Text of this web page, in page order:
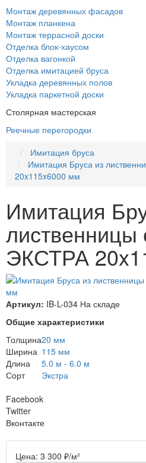
Монтаж деревянных фасадов
Монтаж планкена
Монтаж террасной доски
Отделка блок-хаусом
Отделка вагонкой
Отделка имитацией бруса
Укладка деревянных полов
Укладка паркетной доски
Столярная мастерская
Реечные перегородки
Имитация бруса
Имитация Бруса из
20x115x6000 мм
Имитация
лиственницы
ЭКСТРА
Артикул: IB-L-034 На складе
Общие характеристики
Толщина20 мм
Ширина 115 мм
Длина
5.0 м - 6.0 м
Сорт
Экстра
Facebook
Twitter
Вконтакте
Цена: 3 300 ₽/м²